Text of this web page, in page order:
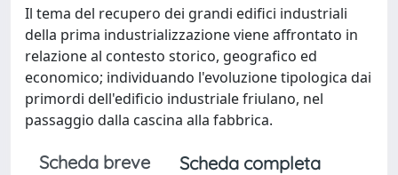
Il tema del recupero dei grandi edifici industriali
della prima industrializzazione viene affrontato in
relazione al contesto storico, geografico ed
economico; individuando l'evoluzione tipologica dai
primordi dell'edificio industriale friulano, nel
passaggio dalla cascina alla fabbrica.
Scheda breve
Scheda completa